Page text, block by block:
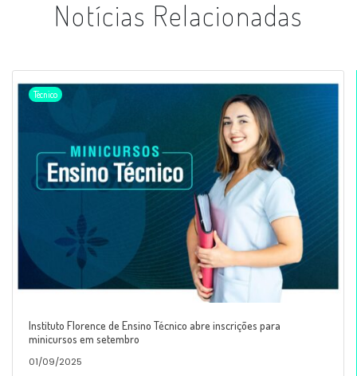
Notícias Relacionadas
Técnico
Instituto Florence de Ensino Técnico abre inscrições para
minicursos em setembro
01/09/2025